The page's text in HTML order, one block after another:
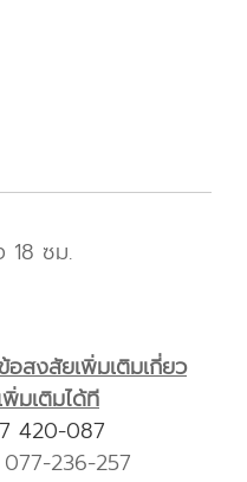
18 ซม.
สงสัยเพิ่มเติมเกี่ยว
มเติมได้ที
420-087
236-257